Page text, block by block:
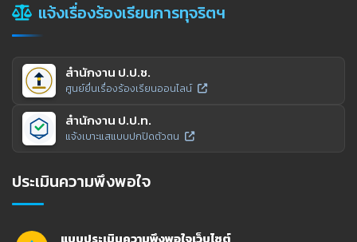
แจ้งเรื่องร้องเรียนการทุจริตฯ
สำนักงาน ป.ป.ช.
ศูนย์ยื่นเรื่องร้องเรียนออนไลน์
สำนักงาน ป.ป.ท.
แจ้งเบาะแสแบบปกปิดตัวตน
ประเมินความพึงพอใจ